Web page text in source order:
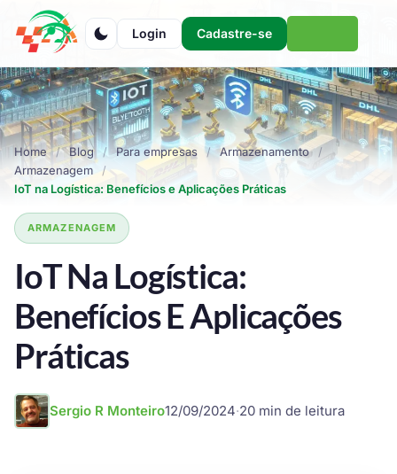
Login Cadastre-se
Home Blog Para empresas
Armazenamento
Armazenagem
IoT na Logística: Benefícios e Aplicações Práticas
ARMAZENAGEM
IoT Na Logística:
Benefícios E Aplicações
Práticas
Sergio R Monteiro12/09/2024·20 min de leitura